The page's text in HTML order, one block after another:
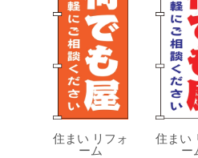
住まい リフォ
ーム
住まい
ー